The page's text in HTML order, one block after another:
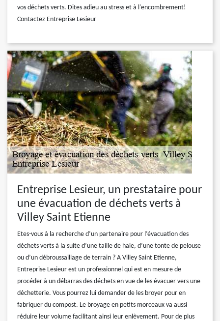
vos déchets verts. Dites adieu au stress et à l'encombrement!
Contactez Entreprise Lesieur
Entreprise Lesieur, un prestataire pour
une évacuation de déchets verts à
Villey Saint Etienne
Etes-vous à la recherche d’un partenaire pour l’évacuation des
déchets verts à la suite d’une taille de haie, d’une tonte de pelouse
ou d’un débroussaillage de terrain ? A Villey Saint Etienne,
Entreprise Lesieur est un professionnel qui est en mesure de
procéder à un débarras des déchets en vue de les évacuer vers une
déchetterie. Vous pourrez lui demander de les broyer pour en
fabriquer du compost. Le broyage en petits morceaux va aussi
réduire leur volume facilitant ainsi leur enlèvement. Pour de plus